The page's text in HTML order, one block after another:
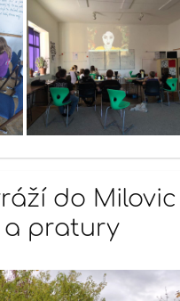
do Milovic
a pratury